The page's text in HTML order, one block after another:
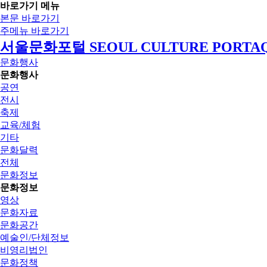
바로가기 메뉴
본문 바로가기
주메뉴 바로가기
서울문화포털 SEOUL CULTURE
문화행사
문화행사
공연
전시
축제
교육/체험
기타
문화달력
전체
문화정보
문화정보
영상
문화자료
문화공간
예술인/단체정보
비영리법인
문화정책